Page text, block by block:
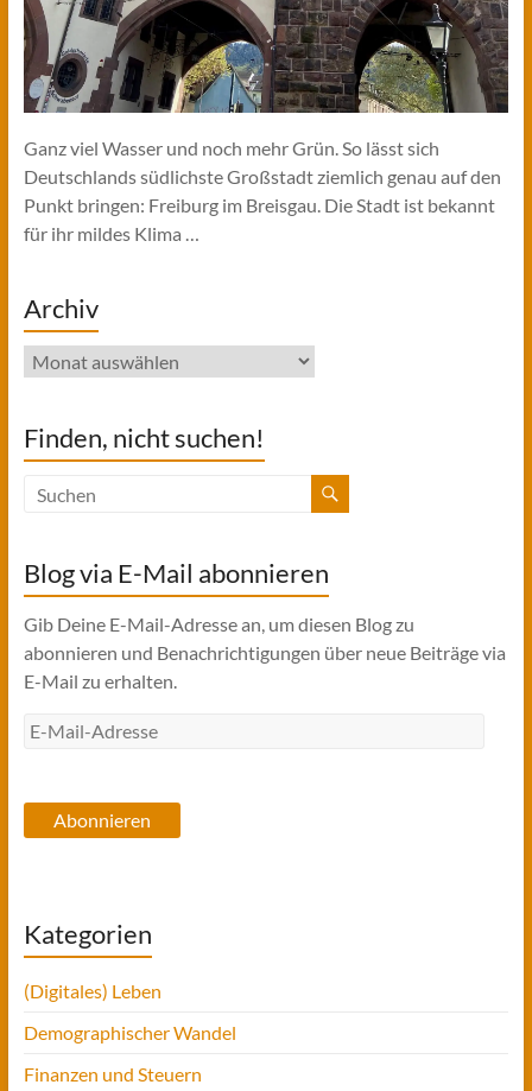
Ganz viel Wasser und noch mehr Grün. So lässt sich
Deutschlands südlichste Großstadt ziemlich genau auf den
Punkt bringen: Freiburg im Breisgau. Die Stadt ist bekannt
für ihr mildes Klima …
Archiv
Archiv
Finden, nicht suchen!
Blog via E-Mail abonnieren
Gib Deine E-Mail-Adresse an, um diesen Blog zu
abonnieren und Benachrichtigungen über neue Beiträge via
E-Mail zu erhalten.
E-
Abonnieren
Kategorien
(Digitales) Leben
Demographischer Wandel
Finanzen und Steuern